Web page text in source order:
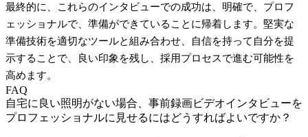
最終的に、これらのインタビューでの成功は、明確で、プロフ
ェッショナルで、準備ができていることに帰着します。堅実な
準備技術を適切なツールと組み合わせ、自信を持って自分を提
示することで、良い印象を残し、採用プロセスで進む可能性を
高めます。
FAQ
自宅に良い照明がない場合、事前録画ビデオインタビューを
プロフェッショナルに見せるにはどうすればよいですか？